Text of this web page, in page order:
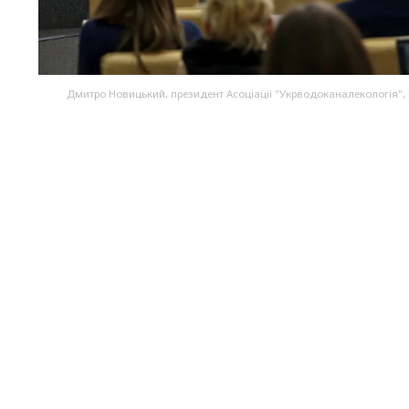
Дмитро Новицький, президент Асоціації